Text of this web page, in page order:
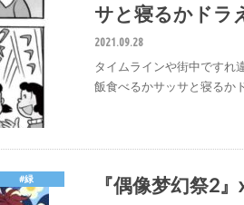
サと寝るかドラ
2021.09.28
タイムラインや街中ですれ
飯食べるかサッサと寝るか
#緑 『偶像梦幻祭2